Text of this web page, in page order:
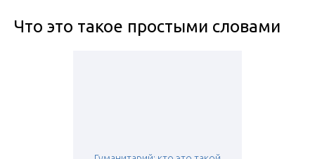
Что это такое простыми словами